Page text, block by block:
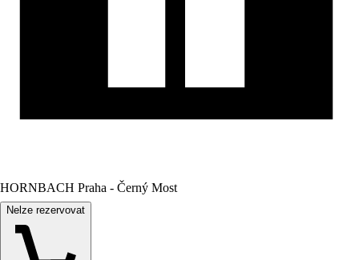
HORNBACH Praha - Černý Most
Nelze rezervovat